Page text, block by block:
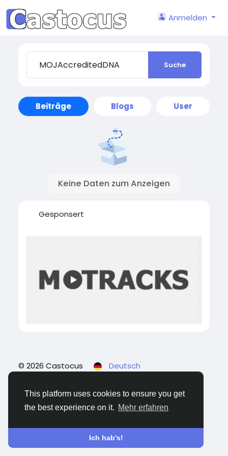
This platform uses cookies to ensure you get
the best experience on it. Mehr erfahren
Ich hab's!
Anmelden
Suche
Beiträge Blogs User
Keine Daten zum Anzeigen
Gesponsert
© 2026 Castocus
Deutsch
Kontaktiere uns